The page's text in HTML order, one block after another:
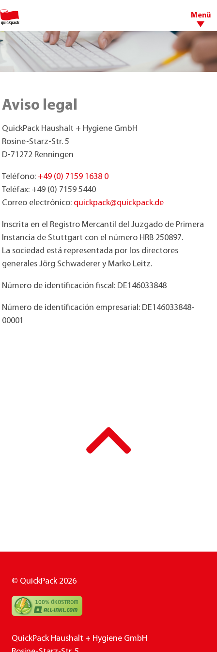
Menü
Aviso legal
QuickPack Haushalt + Hygiene GmbH
Rosine-Starz-Str. 5
D-71272 Renningen
Teléfono: +49 (0) 7159 1638 0
Teléfax: +49 (0) 7159 5440
Correo electrónico: quickpack@quickpack.de
Inscrita en el Registro Mercantil del Juzgado de Primera
Instancia de Stuttgart con el número HRB 250897.
La sociedad está representada por los directores
generales Jörg Schwaderer y Marko Leitz.
Número de identificación fiscal: DE146033848
Número de identificación empresarial: DE146033848-
00001
© QuickPack 2026
QuickPack Haushalt + Hygiene GmbH